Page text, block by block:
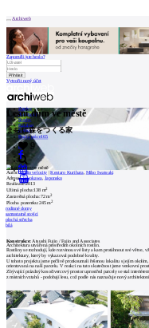
Archiweb
Zapoměli jste heslo?
Vytvořit nový účet
Zprávy
Architekti
Stavby
Katalog
E-shop
Burza práce165
en
0
Lesní dům ve městě
まちに森をつくる家
9
Autor: studio velocity |Kentaro Kurihara, Miho Iwatsuki
Adresa: Toyokawa,
Japonsko
Realizace:2013
Užitná plocha:138 m2
Zastavěná plocha:72 m2
Plocha pozemku:245 m2
rodinné domy
samostatně stojící
plochá střecha
bílá
Konstrukce: Atsushi Fujio / Fujio and Associates
Architektura utvářená prostředím okolních rostlin.
Rostliny se rozhodují, kde rozvinou své listy a kam protáhnout své větve,
architektury, který by vykazoval podobné kvality.
U tohoto projektu jsme pečlivě prozkoumali řešenou lokalitu s jejím
orientovaná na naší parcelu. V reakci na tuto skutečnost jsme venkovní
Zbývající prázdný kosočtvercový prostor uprostřed parcely se stal
z místních vztahů - podobají lesu, což podle nás naznačuje nový
Patička
centrum
architektury
O
NÁS
Náš
INZERCE
Kontakt
Uživatel